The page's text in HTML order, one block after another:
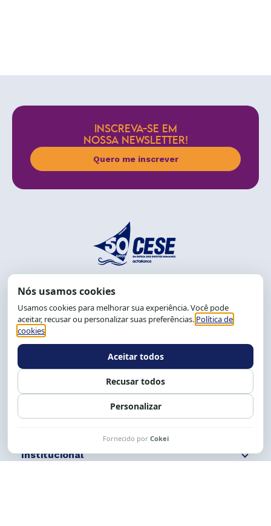
INSCREVA-SE EM
NOSSA NEWSLETTER!
Quero me inscrever
End.: R. da Graça, 150. Graça
CEP: 40.150-055
Salvador-BA, Brasil.
Tel.: (71) 2104-5457, Cel.: (71) 9 9239-2104 ou 2105
Expediente: 8h às 12h e 13 às 17h.
Siga nossas redes Fale conosco
Institucional